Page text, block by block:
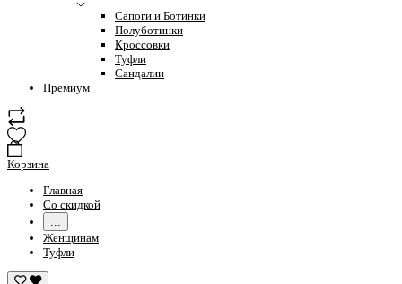
Сапоги и Ботинки
Полуботинки
Кроссовки
Туфли
Сандалии
Премиум
Корзина
Главная
Со скидкой
...
Женщинам
Туфли